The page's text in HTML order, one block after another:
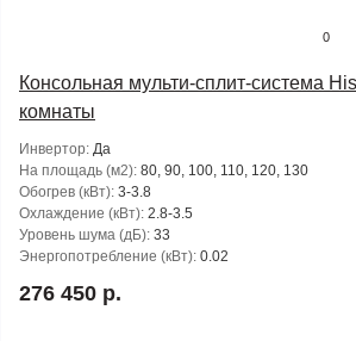
0
Консольная мульти-сплит-система
комнаты
Инвертор: Да
На площадь (м2): 80, 90, 100, 110, 120, 130
Обогрев (кВт): 3-3.8
Охлаждение (кВт): 2.8-3.5
Уровень шума (дБ): 33
Энергопотребление (кВт): 0.02
276 450 р.